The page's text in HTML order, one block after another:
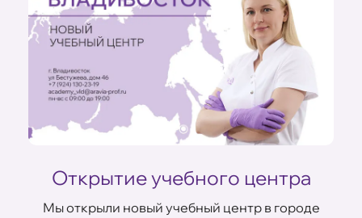
Открытие учебного центра
Мы открыли новый учебный центр в городе